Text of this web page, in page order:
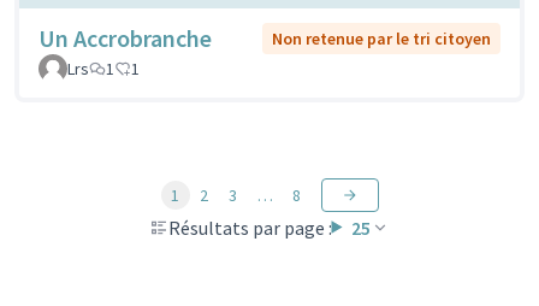
Un Accrobranche
Non retenue par le tri citoyen
Lrs
1 1
Résultats par page : 25
1 2 3 … 8